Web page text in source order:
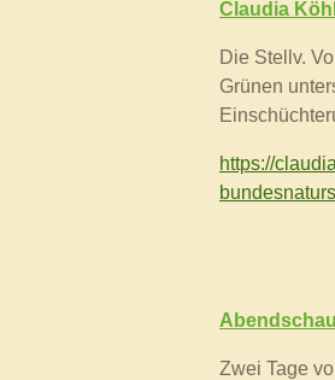
Claudia
Die Stellv.
Grünen
https://
Zwei Tage